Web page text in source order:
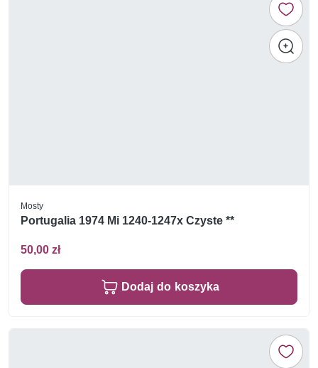
Mosty
Portugalia 1974 Mi 1240-1247x Czyste **
50,00 zł
Dodaj do koszyka